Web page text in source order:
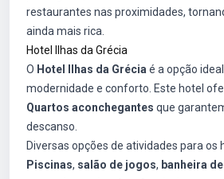
restaurantes nas proximidades,
ainda mais rica.
Hotel Ilhas da Grécia
O Hotel Ilhas da Grécia é a opção
modernidade e conforto. Este hotel
Quartos aconchegantes que
descanso.
Diversas opções de atividades para os
Piscinas, salão de jogos, banheira